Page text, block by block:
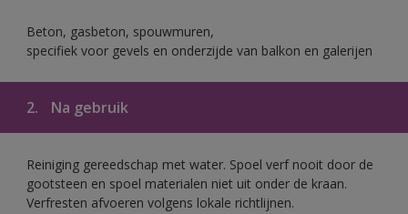
Beton, gasbeton, spouwmuren,
specifiek voor gevels en onderzijde van balkon en galerijen
2. Na gebruik
Reiniging gereedschap met water. Spoel verf nooit door de
gootsteen en spoel materialen niet uit onder de kraan.
Verfresten afvoeren volgens lokale richtlijnen.